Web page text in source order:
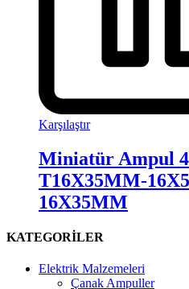
Karşılaştır
Miniatür Ampul
T16X35MM-
16X35MM
KATEGORİLER
Elektrik Malzemeleri
Çanak Ampuller